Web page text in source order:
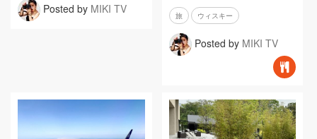
Posted by MIKI TV
旅 ウィスキー
Posted by MIKI TV